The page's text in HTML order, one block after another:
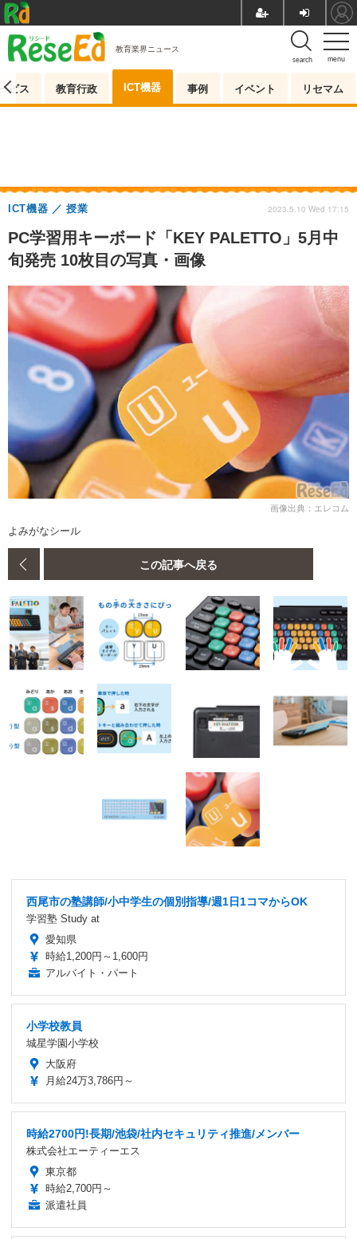
menu
search
教育業界ニュース
ビス 教育行政 ICT機器 事例 イベント リセマム
PC学習用キーボード「KEY PALETTO」5月中
旬発売 10枚目の写真・画像
ICT機器 授業 2023.5.10 Wed 17:15
画像出典：エレコム
よみがなシール
この記事へ戻る
西尾市の塾講師/小中学生の個別指導/週1日1コマからOK
学習塾 Study at
愛知県
時給1,200円～1,600円
アルバイト・パート
小学校教員
城星学園小学校
大阪府
月給24万3,786円～
時給2700円!長期/池袋/社内セキュリティ推進/メンバー
株式会社エーティーエス
東京都
時給2,700円～
派遣社員